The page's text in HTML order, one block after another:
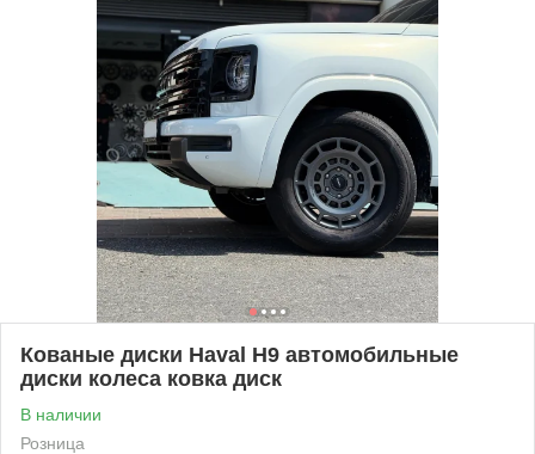
Кованые диски Haval H9 автомобильные
диски колеса ковка диск
В наличии
Розница